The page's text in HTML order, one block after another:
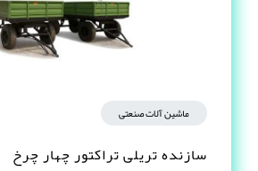
ماشین آلات صنعتی
سازنده تریلی تراکتور چهار چرخ